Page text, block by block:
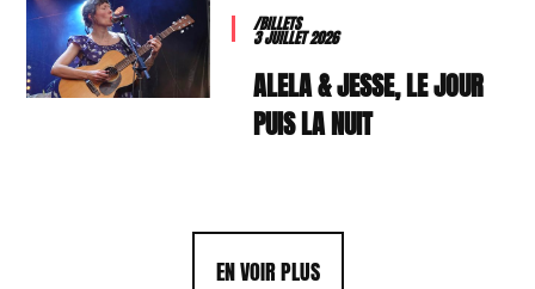
/BILLETS
3 JUILLET 2026
ALELA & JESSE, LE JOUR
PUIS LA NUIT
EN VOIR PLUS